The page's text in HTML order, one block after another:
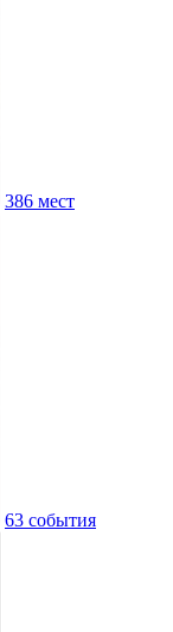
386 мест
63 события